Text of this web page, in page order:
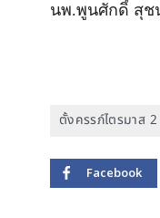
นพ.พูนศักดิ์ สุ
ตั้งครรภ์ไตรมาส 2
Facebook